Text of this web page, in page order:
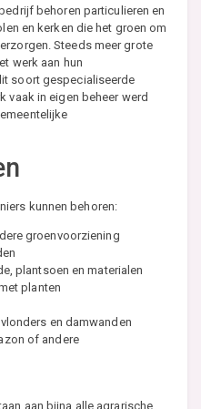
behoren particulieren en
en kerken die het groen om
Steeds meer grote
werk aan hun
soort gespecialiseerde
vaak in eigen beheer werd
kunnen behoren:
groenvoorziening
plantsoen en materialen
planten
en damwanden
of andere
aan bijna alle agrarische